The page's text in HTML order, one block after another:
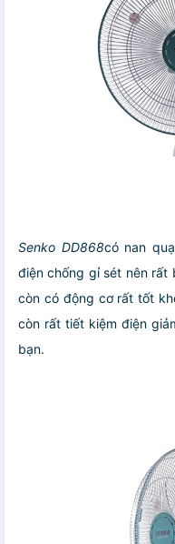
Senko DD868có nan
điện chống gỉ sét nên rất
còn có động cơ rất tốt
còn rất tiết kiệm điện
bạn.